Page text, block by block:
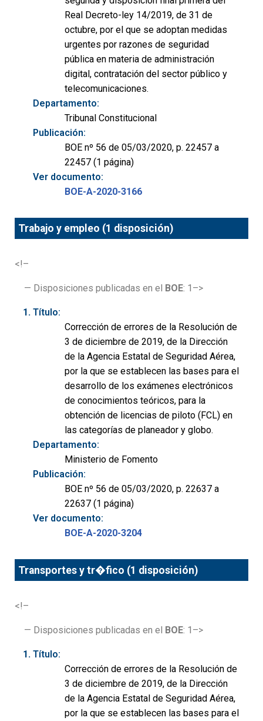
Real Decreto-ley 14/2019, de 31 de
octubre, por el que se adoptan medidas
urgentes por razones de seguridad
pública en materia de administración
digital, contratación del sector público y
telecomunicaciones.
Departamento:
Tribunal Constitucional
Publicación:
BOE nº 56 de 05/03/2020, p. 22457 a
22457 (1 página)
Ver documento:
BOE-A-2020-3166
Trabajo y empleo (1 disposición)
<!–
— Disposiciones publicadas en el BOE: 1–>
Título:
Corrección de errores de la Resolución de
3 de diciembre de 2019, de la Dirección
de la Agencia Estatal de Seguridad Aérea,
por la que se establecen las bases para el
desarrollo de los exámenes electrónicos
de conocimientos teóricos, para la
obtención de licencias de piloto (FCL) en
las categorías de planeador y globo.
Departamento:
Ministerio de Fomento
Publicación:
BOE nº 56 de 05/03/2020, p. 22637 a
22637 (1 página)
Ver documento:
BOE-A-2020-3204
Transportes y tr�fico (1 disposición)
<!–
— Disposiciones publicadas en el BOE: 1–>
Título:
Corrección de errores de la Resolución de
3 de diciembre de 2019, de la Dirección
de la Agencia Estatal de Seguridad Aérea,
por la que se establecen las bases para el